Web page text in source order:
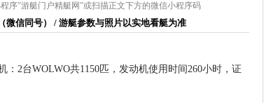
序"游艇门户精艇网"或扫描正文下方的微信小程序码
（微信同号） / 游艇参数与照片以实地看艇为准
2台WOLWO共1150匹，发动机使用时间260小时，证